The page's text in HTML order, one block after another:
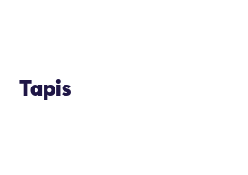
Tapis